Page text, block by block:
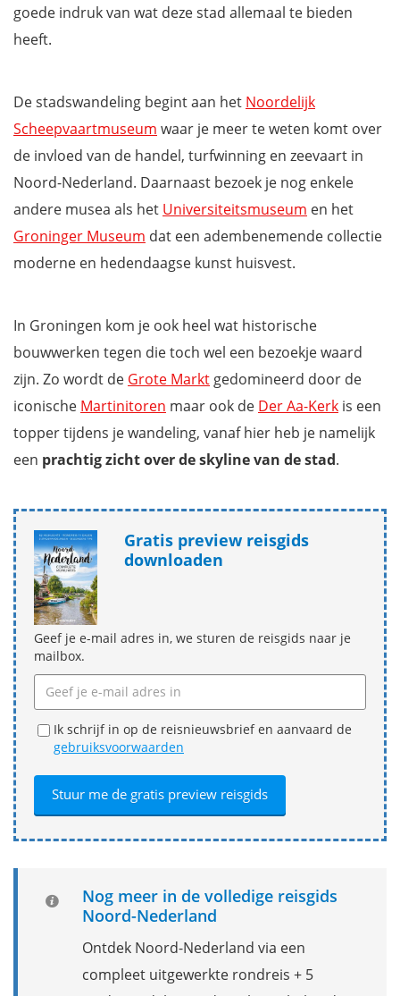
goede indruk van wat deze stad allemaal te bieden
heeft.
De stadswandeling begint aan het Noordelijk
Scheepvaartmuseum waar je meer te weten komt over
de invloed van de handel, turfwinning en zeevaart in
Noord-Nederland. Daarnaast bezoek je nog enkele
andere musea als het Universiteitsmuseum en het
Groninger Museum dat een adembenemende collectie
moderne en hedendaagse kunst huisvest.
In Groningen kom je ook heel wat historische
bouwwerken tegen die toch wel een bezoekje waard
zijn. Zo wordt de Grote Markt gedomineerd door de
iconische Martinitoren maar ook de Der Aa-Kerk is een
topper tijdens je wandeling, vanaf hier heb je namelijk
een prachtig zicht over de skyline van de stad.
Gratis preview reisgids
downloaden
Geef je e-mail adres in, we sturen de reisgids naar je
mailbox.
Ik schrijf in op de reisnieuwsbrief en aanvaard de
gebruiksvoorwaarden
Nog meer in de volledige reisgids
Noord-Nederland
Ontdek Noord-Nederland via een
compleet uitgewerkte rondreis + 5